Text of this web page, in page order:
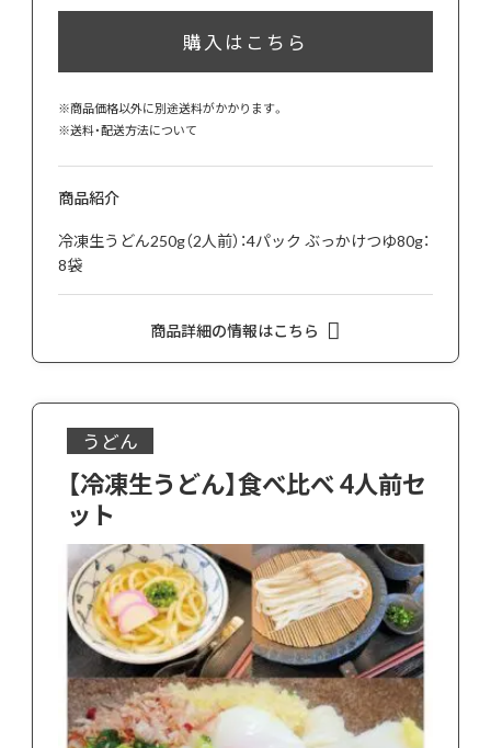
購入はこちら
※商品価格以外に別途送料がかかります。
※送料・配送方法について
商品紹介
冷凍生うどん250g（2人前）：4パック ぶっかけつゆ80g：
8袋
商品詳細の情報はこちら
うどん
【冷凍生うどん】食べ比べ 4人前セ
ット